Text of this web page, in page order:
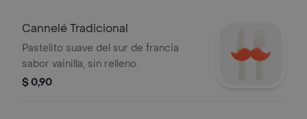
Cannelé Tradicional
Pastelito suave del sur de francia
sabor vainilla, sin relleno.
$ 0,90